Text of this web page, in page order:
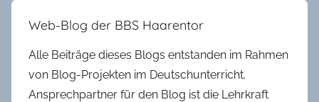
Web-Blog der BBS Haarentor
Alle Beiträge dieses Blogs entstanden im Rahmen
von Blog-Projekten im Deutschunterricht.
Ansprechpartner für den Blog ist die Lehrkraft